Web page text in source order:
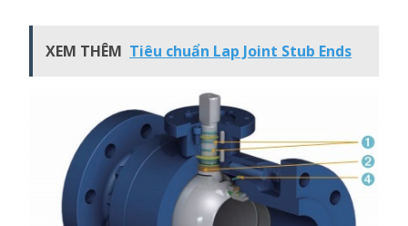
XEM THÊM Tiêu chuẩn Lap Joint Stub Ends